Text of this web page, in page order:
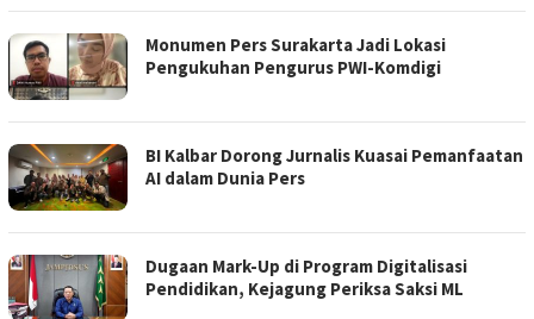
Monumen Pers Surakarta Jadi Lokasi
Pengukuhan Pengurus PWI-Komdigi
BI Kalbar Dorong Jurnalis Kuasai Pemanfaatan
AI dalam Dunia Pers
Dugaan Mark-Up di Program Digitalisasi
Pendidikan, Kejagung Periksa Saksi ML